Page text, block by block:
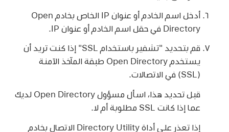
أدخل اسم الخادم أو عنوان IP الخاص بخادم Open
Directory في حقل اسم الخادم أو عنوان IP.
قم بتحديد "تشفير باستخدام SSL" إذا كنت تريد أن
يستخدم Open Directory طبقة المآخذ الآمنة
قبل تحديد هذا، اسأل مسؤول Open Directory لديك
عما إذا كانت SSL مطلوبة أم لا.
إذا تعذر على أداة Directory Utility الاتصال بخادم